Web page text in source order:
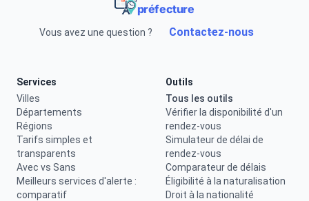
préfecture
Vous avez une question ? Contactez-nous
Services
Villes
Départements
Régions
Tarifs simples et
transparents
Avec vs Sans
Meilleurs services d'alerte :
comparatif
Outils
Tous les outils
Vérifier la disponibilité d'un
rendez-vous
Simulateur de délai de
rendez-vous
Comparateur de délais
Éligibilité à la naturalisation
Droit à la nationalité